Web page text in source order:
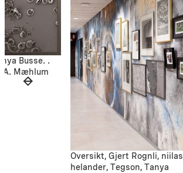
Busse. .
A. Mæhlum
Oversikt, Gjert Rognli, niilas
helander, Tegson, Tanya